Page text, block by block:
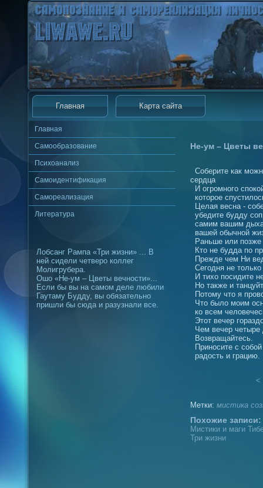
Главная Карта сайта
Главная
Самообразование
Психоанализ
Самоидентификация
Самореализация
Литература
Лобсанг Рампа «Три жизни» ... В
ней сидели четверо коллег
Молигрубера.
Ошо «Не-ум – Цветы вечности»...
Если бы вы на самом деле любили
Гаутаму Будду, вы обязательно
пришли бы сюда и разузнали все.
Не-ум – Цветы
Соберите как
сердца
И огромного
которое
Целая весна -
убедите будду
самим вашим
вашей обычной
Раньше или позже
Кто не будда по
Прежде чем Ни
Сегодня не
И тихо посидите
Но также и
Потому что я
Что было моим
ко всем
Этот вечер
Чем вечер четыре
Возвращайтесь.
Приносите с
радость и грацию.
<
Метки: мистика
Похожие записи:
Мистики и маги
Три жизни